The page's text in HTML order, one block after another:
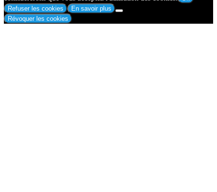
Refuser les cookies
En savoir plus
Révoquer les cookies